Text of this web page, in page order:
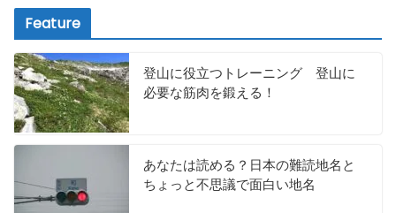
Feature
登山に役立つトレーニング 登山に
必要な筋肉を鍛える！
あなたは読める？日本の難読地名と
ちょっと不思議で面白い地名